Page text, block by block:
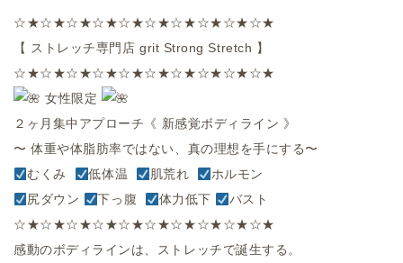
☆★☆★☆★☆★☆★☆★☆★☆★☆★☆★
【 ストレッチ専門店 grit Strong Stretch 】
☆★☆★☆★☆★☆★☆★☆★☆★☆★☆★
女性限定
２ヶ月集中アプローチ《 新感覚ボディライン 》
〜 体重や体脂肪率ではない、真の理想を手にする〜
むくみ
低体温 肌荒れ
ホルモン
尻ダウン
下っ腹 体力低下
バスト
☆★☆★☆★☆★☆★☆★☆★☆★☆★☆★
感動のボディラインは、ストレッチで誕生する。